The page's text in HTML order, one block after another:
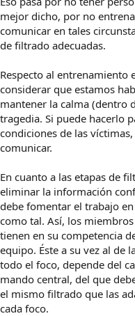
mejor dicho, por no
comunicar en tales
de filtrado adecuadas.
Respecto al entrenamiento
considerar que estamos
mantener la calma (dentro
tragedia. Si puede hacerlo
condiciones de las
comunicar.
En cuanto a las etapas de
eliminar la información
debe fomentar el trabajo
como tal. Así, los
tienen en su competencia
equipo. Éste a su vez al de
todo el foco, depende del
mando central, del que
el mismo filtrado que las
cada foco.